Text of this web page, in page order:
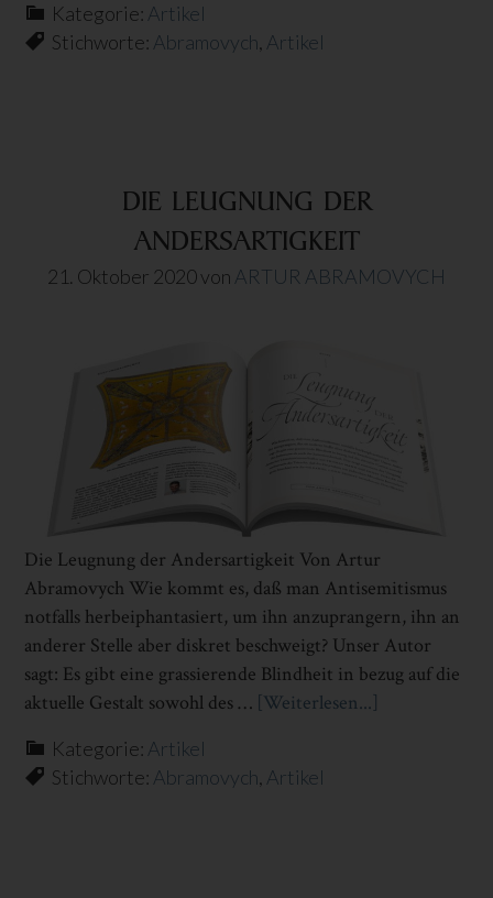
Plugin
DIE
Kategorie: Artikel
Stichworte: Abramovych, Artikel
DIE LEUGNUNG DER
ANDERSARTIGKEIT
21. Oktober 2020von ARTUR ABRAMOVYCH
Die Leugnung der Andersartigkeit Von Artur
Abramovych Wie kommt es, daß man Antisemitismus
notfalls herbeiphantasiert, um ihn anzuprangern, ihn an
anderer Stelle aber diskret beschweigt? Unser Autor
sagt: Es gibt eine grassierende Blindheit in bezug auf die
aktuelle Gestalt sowohl des … [Weiterlesen...]
Kategorie: Artikel
Stichworte: Abramovych, Artikel